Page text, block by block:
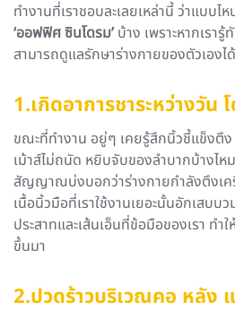
ทำงานที่เราชอบละเลยเหล่านี้ ว่าแบบไห
‘ออฟฟิศ ซินโดรม’บ้าง เพราะหากเรารู้
สามารถดูแลรักษาร่างกายของตัวเองไ
1.เกิดอาการชาระหว่างวัน
ขณะที่ทำงาน อยู่ๆ เคยรู้สึกนิ้วชี้แข็งตึ
เม้าส์ไม่ถนัด หยิบจับของลำบากบ้างไห
สัญญาณบ่งบอกว่าร่างกายกำลังตึงเ
เนื้อนิ้วมือที่เราใช้งานเยอะนั้นอักเสบบ
ประสาทและเส้นเอ็นที่ข้อมือของเรา ทำใ
ขึ้นมา
2.ปวดร้าวบริเวณคอ หลัง